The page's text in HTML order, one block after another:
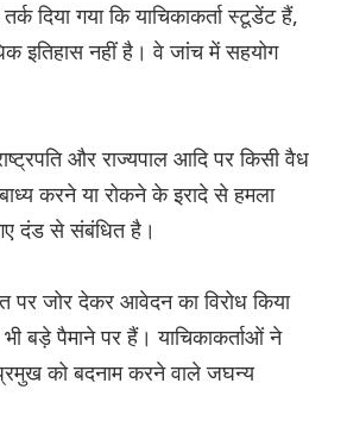
दिया गया कि याचिकाकर्ता स्टूडेंट हैं,
इतिहास नहीं है। वे जांच में सहयोग
और राज्यपाल आदि पर किसी वैध
करने या रोकने के इरादे से हमला
दंड से संबंधित है।
पर जोर देकर आवेदन का विरोध किया
बड़े पैमाने पर हैं। याचिकाकर्ताओं ने
प्रमुख को बदनाम करने वाले जघन्य